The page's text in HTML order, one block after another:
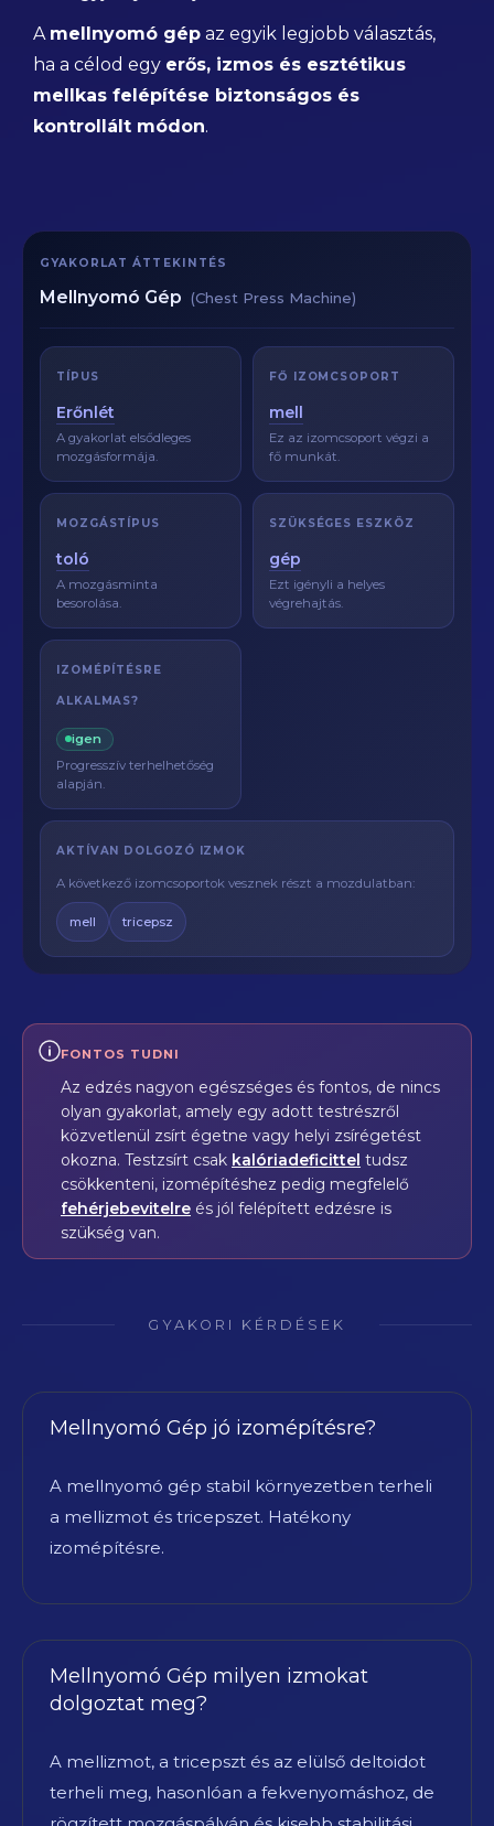
A mellnyomó gép az egyik legjobb választás,
ha a célod egy erős, izmos és esztétikus
mellkas felépítése biztonságos és
kontrollált módon.
GYAKORLAT ÁTTEKINTÉS
Mellnyomó Gép (Chest Press Machine)
TÍPUS
Erőnlét
A gyakorlat elsődleges
mozgásformája.
FŐ IZOMCSOPORT
mell
Ez az izomcsoport végzi a
fő munkát.
MOZGÁSTÍPUS
toló
A mozgásminta
besorolása.
SZÜKSÉGES ESZKÖZ
gép
Ezt igényli a helyes
végrehajtás.
IZOMÉPÍTÉSRE
ALKALMAS?
igen
Progresszív terhelhetőség
alapján.
AKTÍVAN DOLGOZÓ IZMOK
A következő izomcsoportok vesznek részt a mozdulatban:
mell tricepsz
FONTOS TUDNI
Az edzés nagyon egészséges és fontos, de nincs
olyan gyakorlat, amely egy adott testrészről
közvetlenül zsírt égetne vagy helyi zsírégetést
okozna. Testzsírt csak kalóriadeficittel tudsz
csökkenteni, izomépítéshez pedig megfelelő
fehérjebevitelre és jól felépített edzésre is
szükség van.
GYAKORI KÉRDÉSEK
Mellnyomó Gép jó izomépítésre?
A mellnyomó gép stabil környezetben terheli
a mellizmot és tricepszet. Hatékony
izomépítésre.
Mellnyomó Gép milyen izmokat
dolgoztat meg?
A mellizmot, a tricepszt és az elülső deltoidot
terheli meg, hasonlóan a fekvenyomáshoz, de